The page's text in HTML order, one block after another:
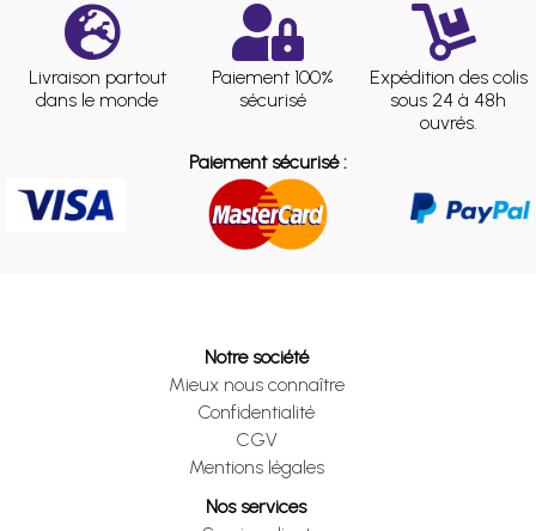
Livraison partout
dans le monde
Paiement 100%
sécurisé
Expédition des colis
sous 24 à 48h
ouvrés.
Paiement sécurisé :
Notre société
Mieux nous connaître
Confidentialité
CGV
Mentions légales
Nos services